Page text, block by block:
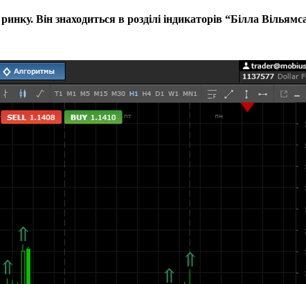
Він знаходиться в розділі індикаторів “Білла